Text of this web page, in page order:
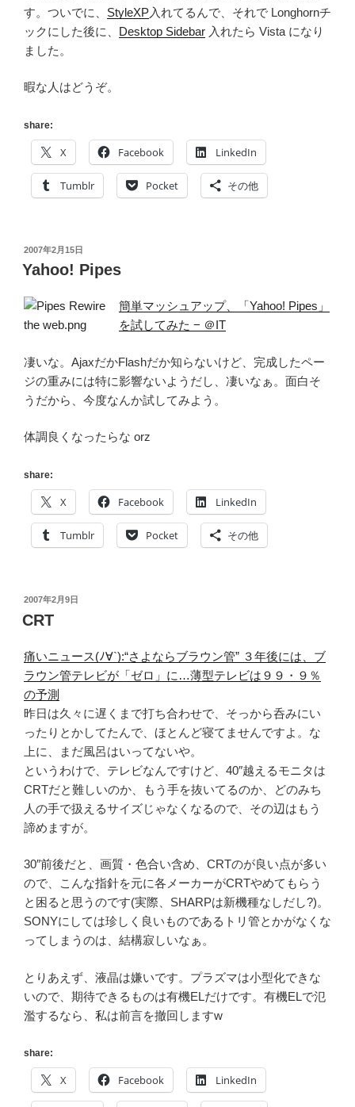
す。ついでに、 StyleXP入れてるんで、それで Longhornチ
ックにした後に、 Desktop Sidebar 入れたら Vista になり
ました。
暇な人はどうぞ。
share:
X Facebook LinkedIn
Tumblr Pocket その他
投
稿
日:
2007年2月15日
Yahoo! Pipes
簡単マッシュアップ、「Yahoo! Pipes」
を試してみた − ＠IT
凄いな。AjaxだかFlashだか知らないけど、完成したペー
ジの重みには特に影響ないようだし、凄いなぁ。面白そ
うだから、今度なんか試してみよう。
体調良くなったらな orz
share:
X Facebook LinkedIn
Tumblr Pocket その他
投
稿
日:
2007年2月9日
CRT
痛いニュース(ﾉ∀`):“さよならブラウン管” ３年後には、ブ
ラウン管テレビが「ゼロ」に…薄型テレビは９９・９％
の予測
昨日は久々に遅くまで打ち合わせで、そっから呑みにい
ったりとかしてたんで、ほとんど寝てませんですよ。な
上に、まだ風呂はいってないや。
というわけで、テレビなんですけど、40″越えるモニタは
CRTだと難しいのか、もう手を抜いてるのか、どのみち
人の手で扱えるサイズじゃなくなるので、その辺はもう
諦めますが。
30″前後だと、画質・色合い含め、CRTのが良い点が多い
ので、こんな指針を元に各メーカーがCRTやめてもらう
と困ると思うのです(実際、SHARPは新機種なしだし?)。
SONYにしては珍しく良いものであるトリ管とかがなくな
ってしまうのは、結構寂しいなぁ。
とりあえず、液晶は嫌いです。プラズマは小型化できな
いので、期待できるものは有機ELだけです。有機ELで氾
濫するなら、私は前言を撤回しますw
share:
X Facebook LinkedIn